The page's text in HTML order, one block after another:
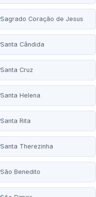
Sagrado Coração de Jesus
Santa Cândida
Santa Cruz
Santa Helena
Santa Rita
Santa Therezinha
São Benedito